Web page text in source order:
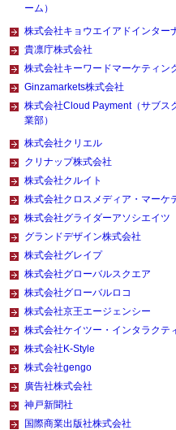
ーム）
株式会社キョウエイアドインター
貴凛庁株式会社
株式会社キーワードマーケティン
Ginzamarkets株式会社
株式会社Cloud Payment（サブス
業部）
株式会社クリエル
クリナップ株式会社
株式会社クルイト
株式会社クロスメディア・マーケ
株式会社グライダーアソシエイツ
グランドデザイン株式会社
株式会社グレイプ
株式会社グローバルスクエア
株式会社グローバルロコ
株式会社京王エージェンシー
株式会社ケイツー・インタラクテ
株式会社K-Style
株式会社gengo
廣告社株式会社
神戸新聞社
国際商業出版社株式会社